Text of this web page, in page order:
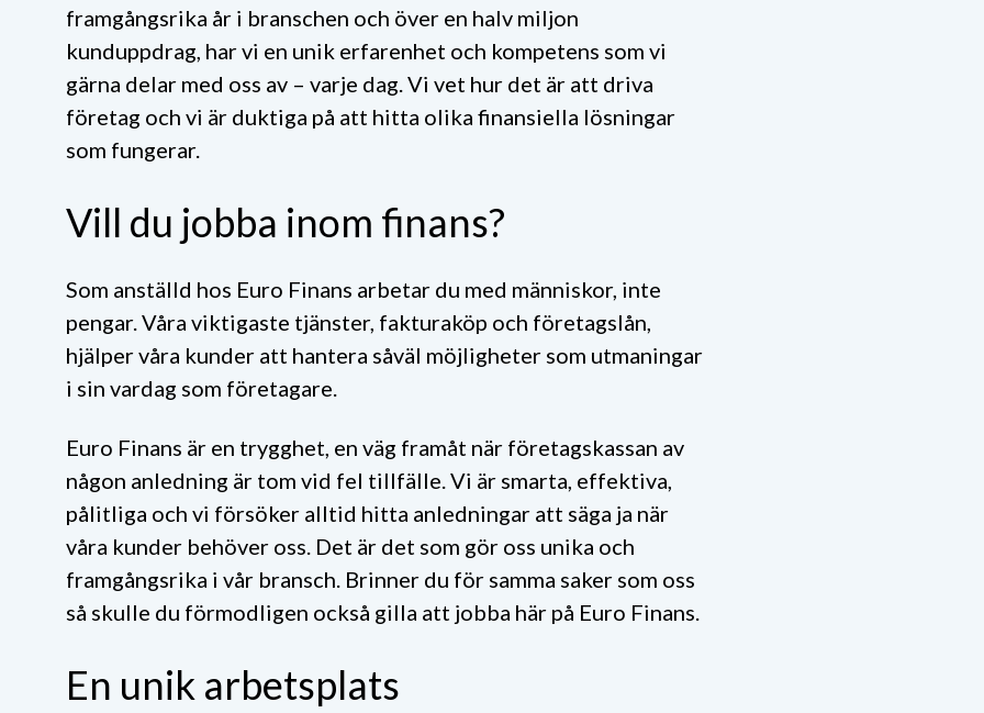
framgångsrika år i branschen och över en halv miljon
kunduppdrag, har vi en unik erfarenhet och kompetens som vi
gärna delar med oss av – varje dag. Vi vet hur det är att driva
företag och vi är duktiga på att hitta olika finansiella lösningar
som fungerar.
Vill du jobba inom finans?
Som anställd hos Euro Finans arbetar du med människor, inte
pengar. Våra viktigaste tjänster, fakturaköp och företagslån,
hjälper våra kunder att hantera såväl möjligheter som utmaningar
i sin vardag som företagare.
Euro Finans är en trygghet, en väg framåt när företagskassan av
någon anledning är tom vid fel tillfälle. Vi är smarta, effektiva,
pålitliga och vi försöker alltid hitta anledningar att säga ja när
våra kunder behöver oss. Det är det som gör oss unika och
framgångsrika i vår bransch. Brinner du för samma saker som oss
så skulle du förmodligen också gilla att jobba här på Euro Finans.
En unik arbetsplats